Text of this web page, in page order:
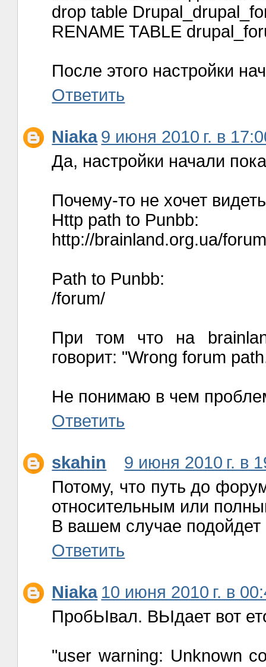
drop table
RENAME TABLE
После этого настройки
Ответить
Niaka 9 июня 2010 г. в
Да, настройки начали
Почему-то не хочет
Http path to Punbb:
http://brainland.org.ua/
Path to Punbb:
/forum/
При том что на
говорит: "Wrong forum
Не понимаю в чем
Ответить
skahin
9 июня 2010 г. в
Потому, что путь до
относительным или
В вашем случае подойдет
Ответить
Niaka 10 июня 2010 г. в
ПробЬІвал. ВЬІдает вот
"user warning: Unknown